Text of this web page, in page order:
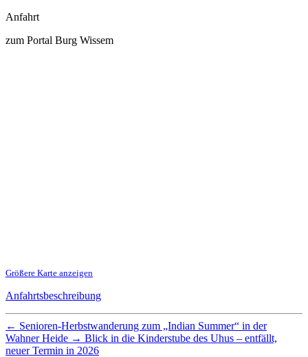
Anfahrt
zum Portal Burg Wissem
Größere Karte anzeigen
Anfahrtsbeschreibung
← Senioren-Herbstwanderung zum „Indian Summer“ in der
Wahner Heide → Blick in die Kinderstube des Uhus – entfällt,
neuer Termin in 2026